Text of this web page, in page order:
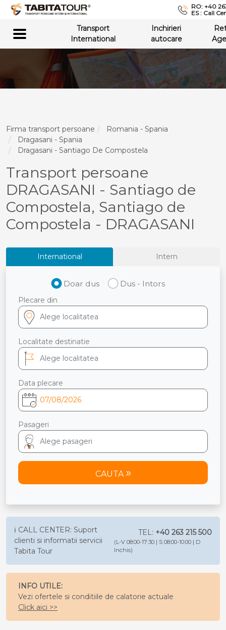
RO: +40
ES : Call
Transport
International
Inchirieri
autocare
Firma transport persoane
Romania - Spania
Dragasani - Spania
Dragasani - Santiago De Compostela
Transport persoane
DRAGASANI - Santiago de
Compostela, Santiago de
Compostela - DRAGASANI
International Intern
Doar dus Dus - Intors
Plecare din
Localitate destinatie
Data plecare
Pasageri
CAUTA
ℹ️ CALL CENTER: Suport
clienti si informatii servicii
Tabita Tour
TEL: +40 263 215 500
(L-V 08:00-17:30 | S 08:00-10:00 | D
Inchis)
INFO UTILE:
Vezi ofertele si conditiile de calatorie actuale
Click aici >>